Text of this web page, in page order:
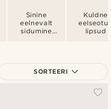
Sinine
eelnevalt
sidumine
Kuldne
lipsud
SORTEERI